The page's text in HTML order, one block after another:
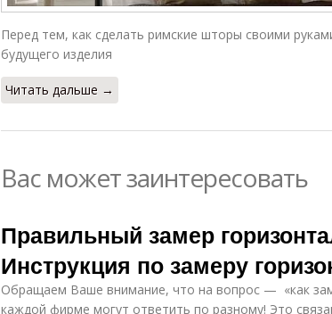
Перед тем, как сделать римские шторы своими
будущего изделия
Читать дальше →
Вас может заинтересовать
Правильный замер
Инструкция по замеру
Обращаем Ваше внимание, что на вопрос — «как
каждой фирме могут ответить по разному! Это